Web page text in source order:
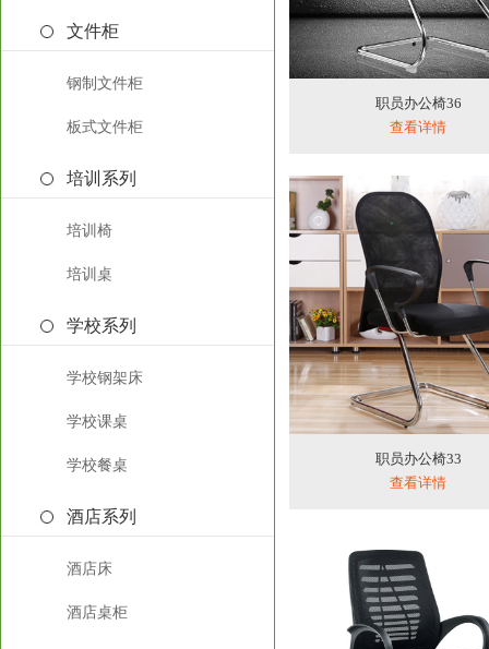
文件柜
钢制文件柜
板式文件柜
培训系列
培训椅
培训桌
学校系列
学校钢架床
学校课桌
学校餐桌
酒店系列
酒店床
酒店桌柜
职员办公椅36
查看详情
职员办公椅33
查看详情